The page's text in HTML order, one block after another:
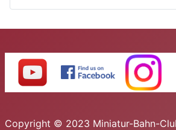
Copyright © 2023 Miniatur-Bahn-